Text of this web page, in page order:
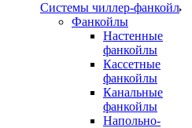
Системы чиллер-фанкойл
Фанкойлы
Настенные
фанкойлы
Кассетные
фанкойлы
Канальные
фанкойлы
Напольно-